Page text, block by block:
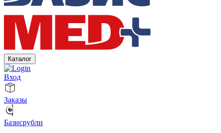
Каталог
Вход
Заказы
Базисрубли